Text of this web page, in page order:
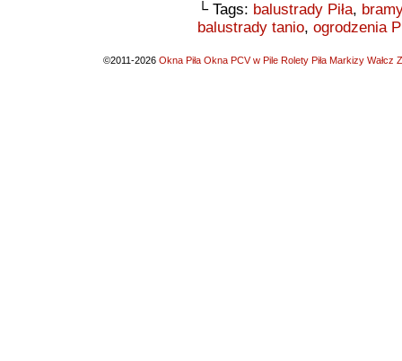
└ Tags: balustrady Piła,
balustrady tanio, ogrodzenia
©2011-2026 Okna Piła Okna PCV w Pile Rolety Piła Markizy Wałcz